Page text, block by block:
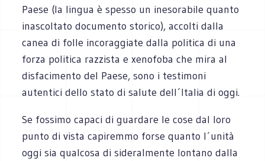
Paese (la lingua è spesso un inesorabile quanto
inascoltato documento storico), accolti dalla
canea di folle incoraggiate dalla politica di una
forza politica razzista e xenofoba che mira al
disfacimento del Paese, sono i testimoni
autentici dello stato di salute dell´Italia di oggi.
Se fossimo capaci di guardare le cose dal loro
punto di vista capiremmo forse quanto l´unità
oggi sia qualcosa di sideralmente lontano dalla